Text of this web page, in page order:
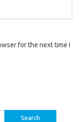
for the next time I